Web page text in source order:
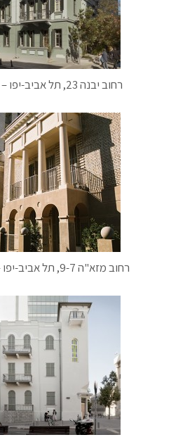
רחוב יבנה 23, תל אביב-יפו – "מלון עלמה"
רחוב מזא"ה 9-7, תל אביב-יפו – בית התאומים